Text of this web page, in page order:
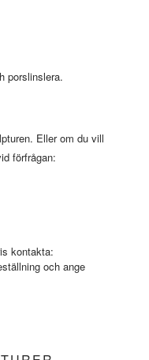
porslinslera.
Eller om du vill
förfrågan:
kontakta:
och ange